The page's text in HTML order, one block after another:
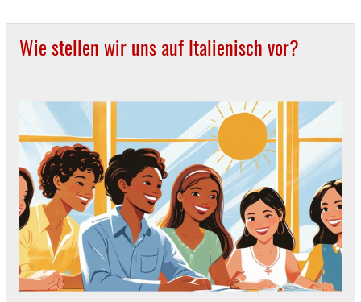
Wie stellen wir uns auf Italienisch vor?